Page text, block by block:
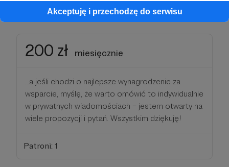
Akceptuję i przechodzę do serwisu
Patroni: 5
200 zł miesięcznie
…a jeśli chodzi o najlepsze wynagrodzenie za
wsparcie, myślę, że warto omówić to indywidualnie
w prywatnych wiadomościach – jestem otwarty na
wiele propozycji i pytań. Wszystkim dziękuję!
Patroni: 1